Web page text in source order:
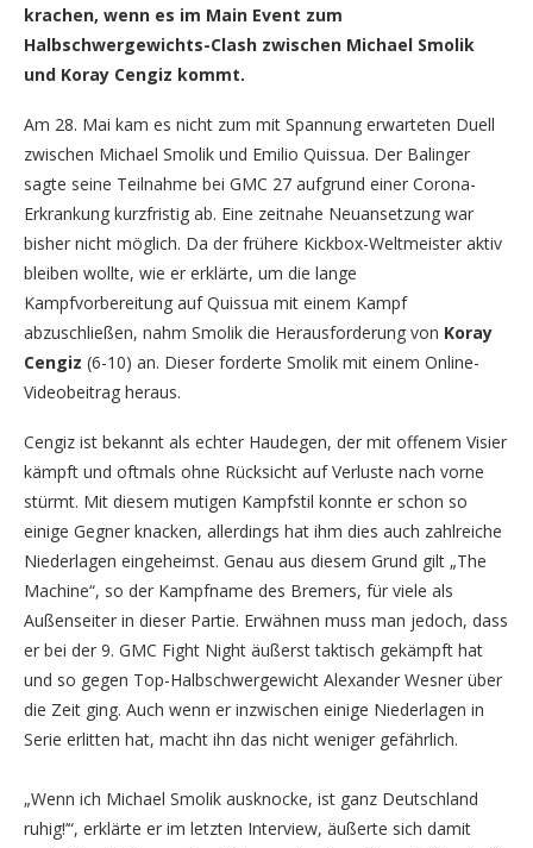
krachen, wenn es im Main Event zum
Halbschwergewichts-Clash zwischen Michael Smolik
und Koray Cengiz kommt.
Am 28. Mai kam es nicht zum mit Spannung erwarteten Duell
zwischen Michael Smolik und Emilio Quissua. Der Balinger
sagte seine Teilnahme bei GMC 27 aufgrund einer Corona-
Erkrankung kurzfristig ab. Eine zeitnahe Neuansetzung war
bisher nicht möglich. Da der frühere Kickbox-Weltmeister aktiv
bleiben wollte, wie er erklärte, um die lange
Kampfvorbereitung auf Quissua mit einem Kampf
abzuschließen, nahm Smolik die Herausforderung von Koray
Cengiz (6-10) an. Dieser forderte Smolik mit einem Online-
Videobeitrag heraus.
Cengiz ist bekannt als echter Haudegen, der mit offenem Visier
kämpft und oftmals ohne Rücksicht auf Verluste nach vorne
stürmt. Mit diesem mutigen Kampfstil konnte er schon so
einige Gegner knacken, allerdings hat ihm dies auch zahlreiche
Niederlagen eingeheimst. Genau aus diesem Grund gilt „The
Machine“, so der Kampfname des Bremers, für viele als
Außenseiter in dieser Partie. Erwähnen muss man jedoch, dass
er bei der 9. GMC Fight Night äußerst taktisch gekämpft hat
und so gegen Top-Halbschwergewicht Alexander Wesner über
die Zeit ging. Auch wenn er inzwischen einige Niederlagen in
Serie erlitten hat, macht ihn das nicht weniger gefährlich.
„Wenn ich Michael Smolik ausknocke, ist ganz Deutschland
ruhig!’“, erklärte er im letzten Interview, äußerte sich damit